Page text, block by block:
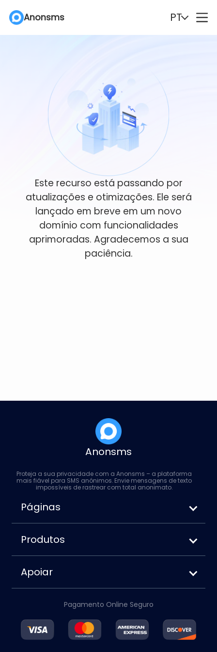
Anonsms PT
English (Philippines)
Português (Brasil) Русский
Nederlands
Türkçe Polski
Svenska Norsk
Čeština Dansk
Este recurso está passando por
atualizações e otimizações. Ele será
lançado em breve em um novo
domínio com funcionalidades
aprimoradas. Agradecemos a sua
paciência.
Anonsms
Proteja a sua privacidade com a Anonsms – a plataforma
mais fiável para SMS anónimos. Envie mensagens de texto
impossíveis de rastrear com total anonimato.
Páginas
Como enviar SMS anônimos
Anonsms vs. Anonymoustext
Como bloquear seu número ao enviar
mensagens de texto
Produtos
Termos de Serviço
Política de Privacidade
Política de Cookies
Aviso Legal
Política de reembolso
Apoiar
Sobre nós
Blog
Pagamento Online Seguro